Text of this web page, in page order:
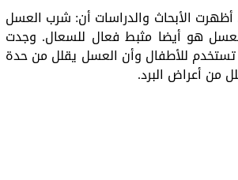
أظهرت الأبحاث والدراسات أن: شرب العسل
هو أيضا مثبط فعال للسعال. وجدت
كانت تستخدم للأطفال وأن العسل يقلل من حدة
من أعراض البرد.